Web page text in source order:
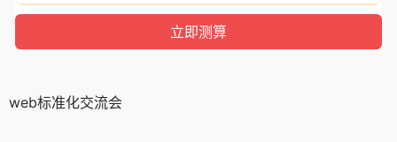
web标准化交流会